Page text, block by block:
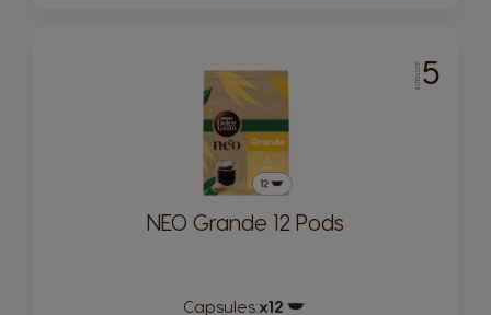
INTENSITÉ5
NEO Grande 12 Pods
Capsules:x12